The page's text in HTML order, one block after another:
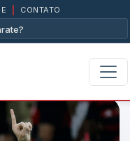
o avião
CONTATO